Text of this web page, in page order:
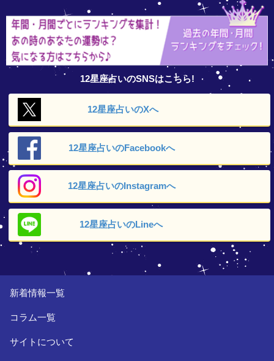
12星座占いのSNSはこちら!
12星座占いのXへ
12星座占いのFacebookへ
12星座占いのInstagramへ
12星座占いのLineへ
新着情報一覧
コラム一覧
サイトについて